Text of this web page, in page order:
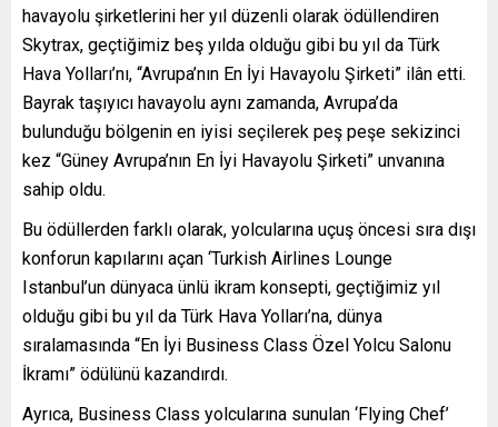
havayolu şirketlerini her yıl düzenli olarak ödüllendiren
Skytrax, geçtiğimiz beş yılda olduğu gibi bu yıl da Türk
Hava Yolları’nı, “Avrupa’nın En İyi Havayolu Şirketi” ilân etti.
Bayrak taşıyıcı havayolu aynı zamanda, Avrupa’da
bulunduğu bölgenin en iyisi seçilerek peş peşe sekizinci
kez “Güney Avrupa’nın En İyi Havayolu Şirketi” unvanına
sahip oldu.
Bu ödüllerden farklı olarak, yolcularına uçuş öncesi sıra dışı
konforun kapılarını açan ‘Turkish Airlines Lounge
Istanbul’un dünyaca ünlü ikram konsepti, geçtiğimiz yıl
olduğu gibi bu yıl da Türk Hava Yolları’na, dünya
sıralamasında “En İyi Business Class Özel Yolcu Salonu
İkramı” ödülünü kazandırdı.
Ayrıca, Business Class yolcularına sunulan ‘Flying Chef’